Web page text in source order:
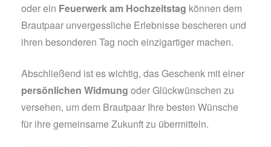
oder ein Feuerwerk am Hochzeitstag können dem
Brautpaar unvergessliche Erlebnisse bescheren und
ihren besonderen Tag noch einzigartiger machen.
Abschließend ist es wichtig, das Geschenk mit einer
persönlichen Widmung oder Glückwünschen zu
versehen, um dem Brautpaar Ihre besten Wünsche
für ihre gemeinsame Zukunft zu übermitteln.